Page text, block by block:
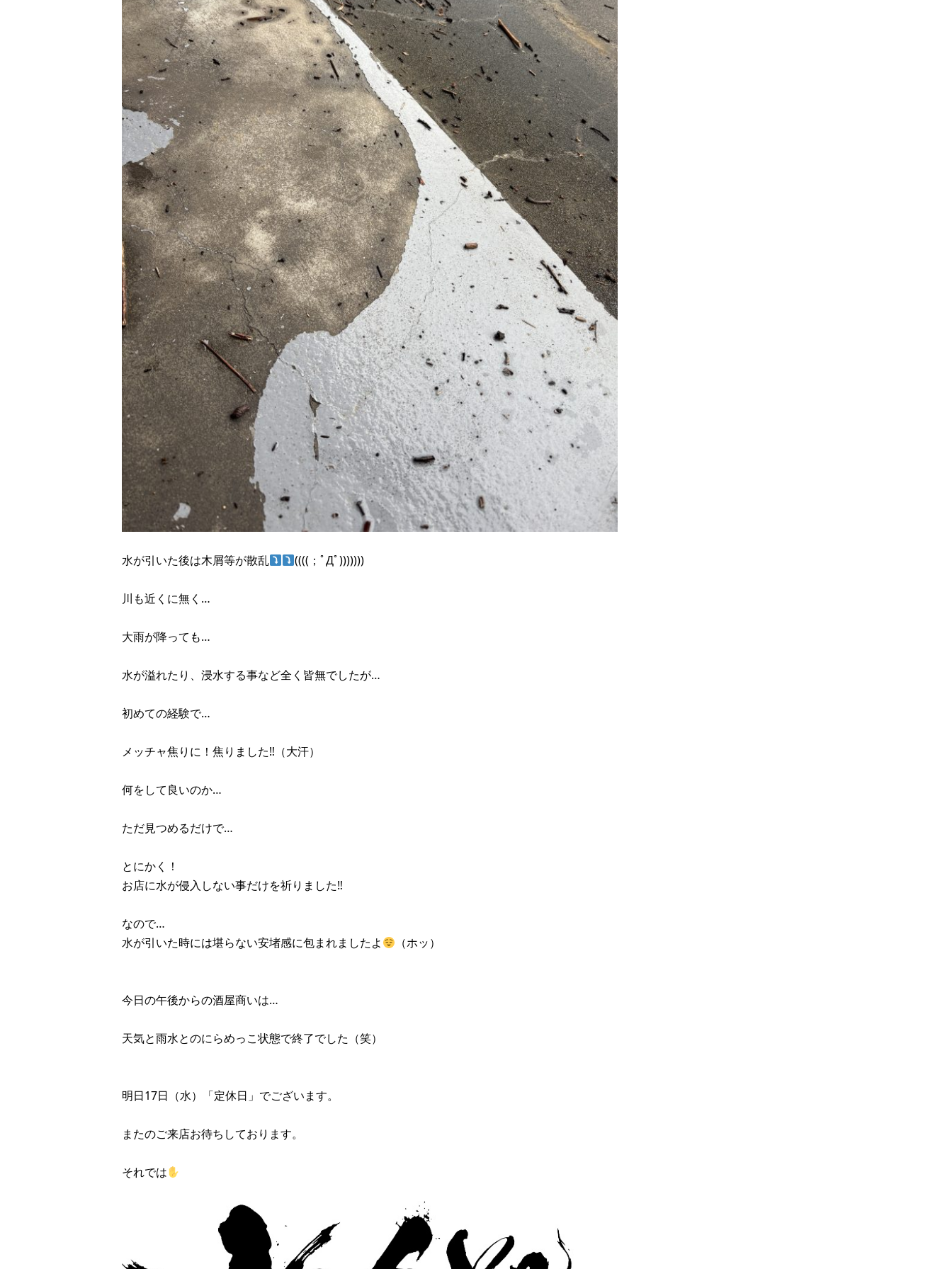
水が引いた後は木屑等が散乱 ((((；ﾟДﾟ)))))))
川も近くに無く…
大雨が降っても…
水が溢れたり、浸水する事など全く皆無でしたが…
初めての経験で…
メッチャ焦りに！焦りました‼︎（大汗）
何をして良いのか…
ただ見つめるだけで…
とにかく！
お店に水が侵入しない事だけを祈りました‼︎
なので…
水が引いた時には堪らない安堵感に包まれましたよ
（ホッ）
今日の午後からの酒屋商いは…
天気と雨水とのにらめっこ状態で終了でした（笑）
明日17日（水）「定休日」でございます。
またのご来店お待ちしております。
それでは